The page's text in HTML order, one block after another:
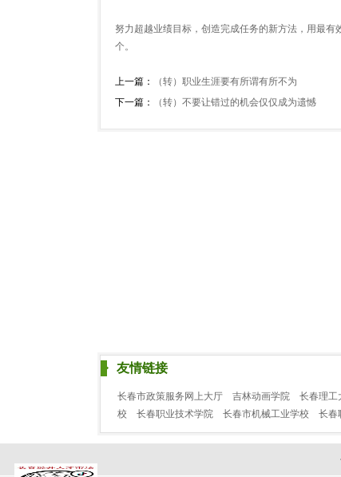
努力超越业绩目标，创造完成任务的新方法，用最
个。
上一篇：
（转）职业生涯要有所谓有所不为
下一篇：
（转）不要让错过的机会仅仅成为遗憾
友情链接
长春市政策服务网上大厅 吉林动画学院 长春理工
校
长春职业技术学院 长春市机械工业学校 长春